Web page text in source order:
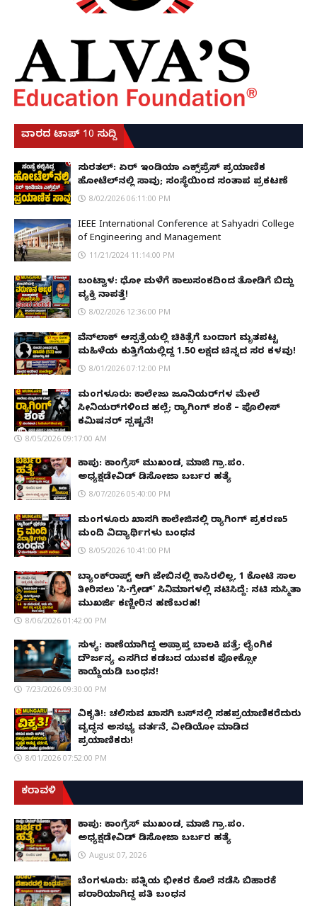
ವಾರದ ಟಾಪ್ 10 ಸುದ್ದಿ
ಸುರತ್ಕಲ್: ಏರ್ ಇಂಡಿಯಾ ಎಕ್ಸ್‌ಪ್ರೆಸ್ ಪ್ರಯಾಣಿಕ
ಹೋಟೆಲ್‌ನಲ್ಲಿ ಸಾವು; ಸಂಸ್ಥೆಯಿಂದ ಸಂತಾಪ ಪ್ರಕಟಣೆ
8/02/2026 06:11:00 PM
IEEE International Conference at Sahyadri College
of Engineering and Management
11/21/2024 11:14:00 PM
ಬಂಟ್ವಾಳ: ಧೋ ಮಳೆಗೆ ಕಾಲುಸಂಕದಿಂದ ತೋಡಿಗೆ ಬಿದ್ದು
ವ್ಯಕ್ತಿ ನಾಪತ್ತೆ!
8/02/2026 12:36:00 PM
ವೆನ್‌ಲಾಕ್ ಆಸ್ಪತ್ರೆಯಲ್ಲಿ ಚಿಕಿತ್ಸೆಗೆ ಬಂದಾಗ ಮೃತಪಟ್ಟ
ಮಹಿಳೆಯ ಕುತ್ತಿಗೆಯಲ್ಲಿದ್ದ ₹1.50 ಲಕ್ಷದ ಚಿನ್ನದ ಸರ ಕಳವು!
8/01/2026 07:12:00 PM
ಮಂಗಳೂರು: ಕಾಲೇಜು ಜೂನಿಯರ್‌ಗಳ ಮೇಲೆ
ಸೀನಿಯರ್‌ಗಳಿಂದ ಹಲ್ಲೆ; ರ‌್ಯಾಗಿಂಗ್ ಶಂಕೆ – ಪೊಲೀಸ್
ಕಮಿಷನರ್ ಸ್ಪಷ್ಟನೆ!
8/05/2026 09:17:00 AM
ಕಾಪು: ಕಾಂಗ್ರೆಸ್ ಮುಖಂಡ, ಮಾಜಿ ಗ್ರಾ.ಪಂ.
ಅಧ್ಯಕ್ಷಡೇವಿಡ್ ಡಿಸೋಜಾ ಬರ್ಬರ ಹತ್ಯೆ
8/07/2026 05:40:00 PM
ಮಂಗಳೂರು ಖಾಸಗಿ ಕಾಲೇಜಿನಲ್ಲಿ ರ‌್ಯಾಗಿಂಗ್ ಪ್ರಕರಣ5
ಮಂದಿ ವಿದ್ಯಾರ್ಥಿಗಳು ಬಂಧನ
8/05/2026 10:41:00 PM
ಬ್ಯಾಂಕ್‌ರಾಪ್ಟ್‌ ಆಗಿ ಜೇಬಿನಲ್ಲಿ ಕಾಸಿರಲಿಲ್ಲ, ₹1 ಕೋಟಿ ಸಾಲ
ತೀರಿಸಲು 'ಸಿ-ಗ್ರೇಡ್' ಸಿನಿಮಾಗಳಲ್ಲಿ ನಟಿಸಿದ್ದೆ: ನಟಿ ಸುಸ್ಮಿತಾ
ಮುಖರ್ಜಿ ಕಣ್ಣೀರಿನ ಹಣೆಬರಹ!
8/06/2026 01:42:00 PM
ಸುಳ್ಯ: ಕಾಣೆಯಾಗಿದ್ದ ಅಪ್ರಾಪ್ತ ಬಾಲಕಿ ಪತ್ತೆ; ಲೈಂಗಿಕ
ದೌರ್ಜನ್ಯ ಎಸಗಿದ ಕಡಬದ ಯುವಕ ಪೋಕ್ಸೋ
ಕಾಯ್ದೆಯಡಿ ಬಂಧನ!
7/23/2026 09:30:00 PM
ವಿಕೃತಿ!: ಚಲಿಸುವ ಖಾಸಗಿ ಬಸ್‌ನಲ್ಲಿ ಸಹಪ್ರಯಾಣಿಕರೆದುರು
ವೃದ್ಧನ ಅಸಭ್ಯ ವರ್ತನೆ, ವೀಡಿಯೋ ಮಾಡಿದ
ಪ್ರಯಾಣಿಕರು!
8/01/2026 07:52:00 PM
ಕರಾವಳಿ
ಕಾಪು: ಕಾಂಗ್ರೆಸ್ ಮುಖಂಡ, ಮಾಜಿ ಗ್ರಾ.ಪಂ.
ಅಧ್ಯಕ್ಷಡೇವಿಡ್ ಡಿಸೋಜಾ ಬರ್ಬರ ಹತ್ಯೆ
August 07, 2026
ಬೆಂಗಳೂರು: ಪತ್ನಿಯ ಭೀಕರ ಕೊಲೆ ನಡೆಸಿ ಬಿಹಾರಕ್ಕೆ
ಪರಾರಿಯಾಗಿದ್ದ ಪತಿ ಬಂಧನ